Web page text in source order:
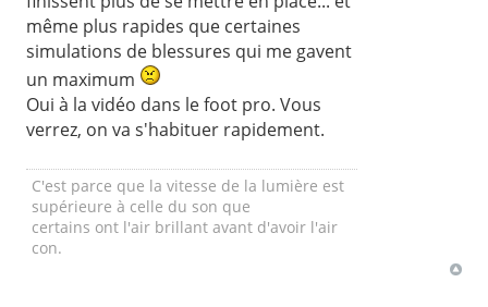
même plus rapides que certaines
simulations de blessures qui me gavent
un maximum
Oui à la vidéo dans le foot pro. Vous
verrez, on va s'habituer rapidement.
C'est parce que la vitesse de la lumière est
supérieure à celle du son que
certains ont l'air brillant avant d'avoir l'air
con.